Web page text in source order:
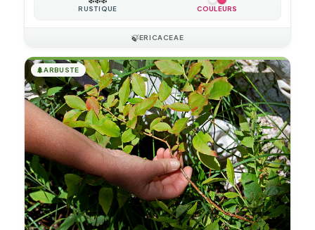
RUSTIQUE COULEURS
🍃ERICACEAE
🌲ARBUSTE